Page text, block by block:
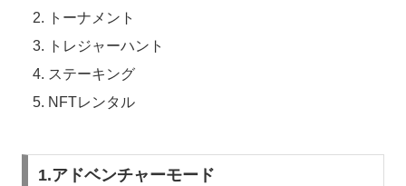
トーナメント
トレジャーハント
ステーキング
NFTレンタル
1.アドベンチャーモード